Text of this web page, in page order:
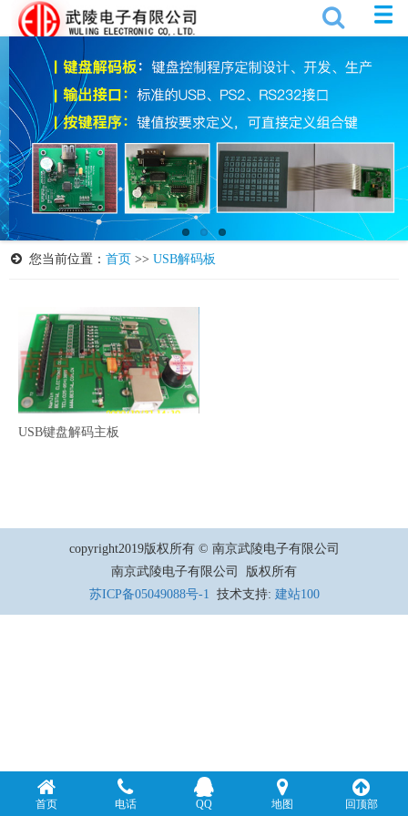
您当前位置： 首页 >> USB解码板
USB键盘解码主板
copyright2019版权所有 © 南京武陵电子有限公司
南京武陵电子有限公司 版权所有
苏ICP备05049088号-1 技术支持: 建站100
首页 电话 QQ 地图 回顶部